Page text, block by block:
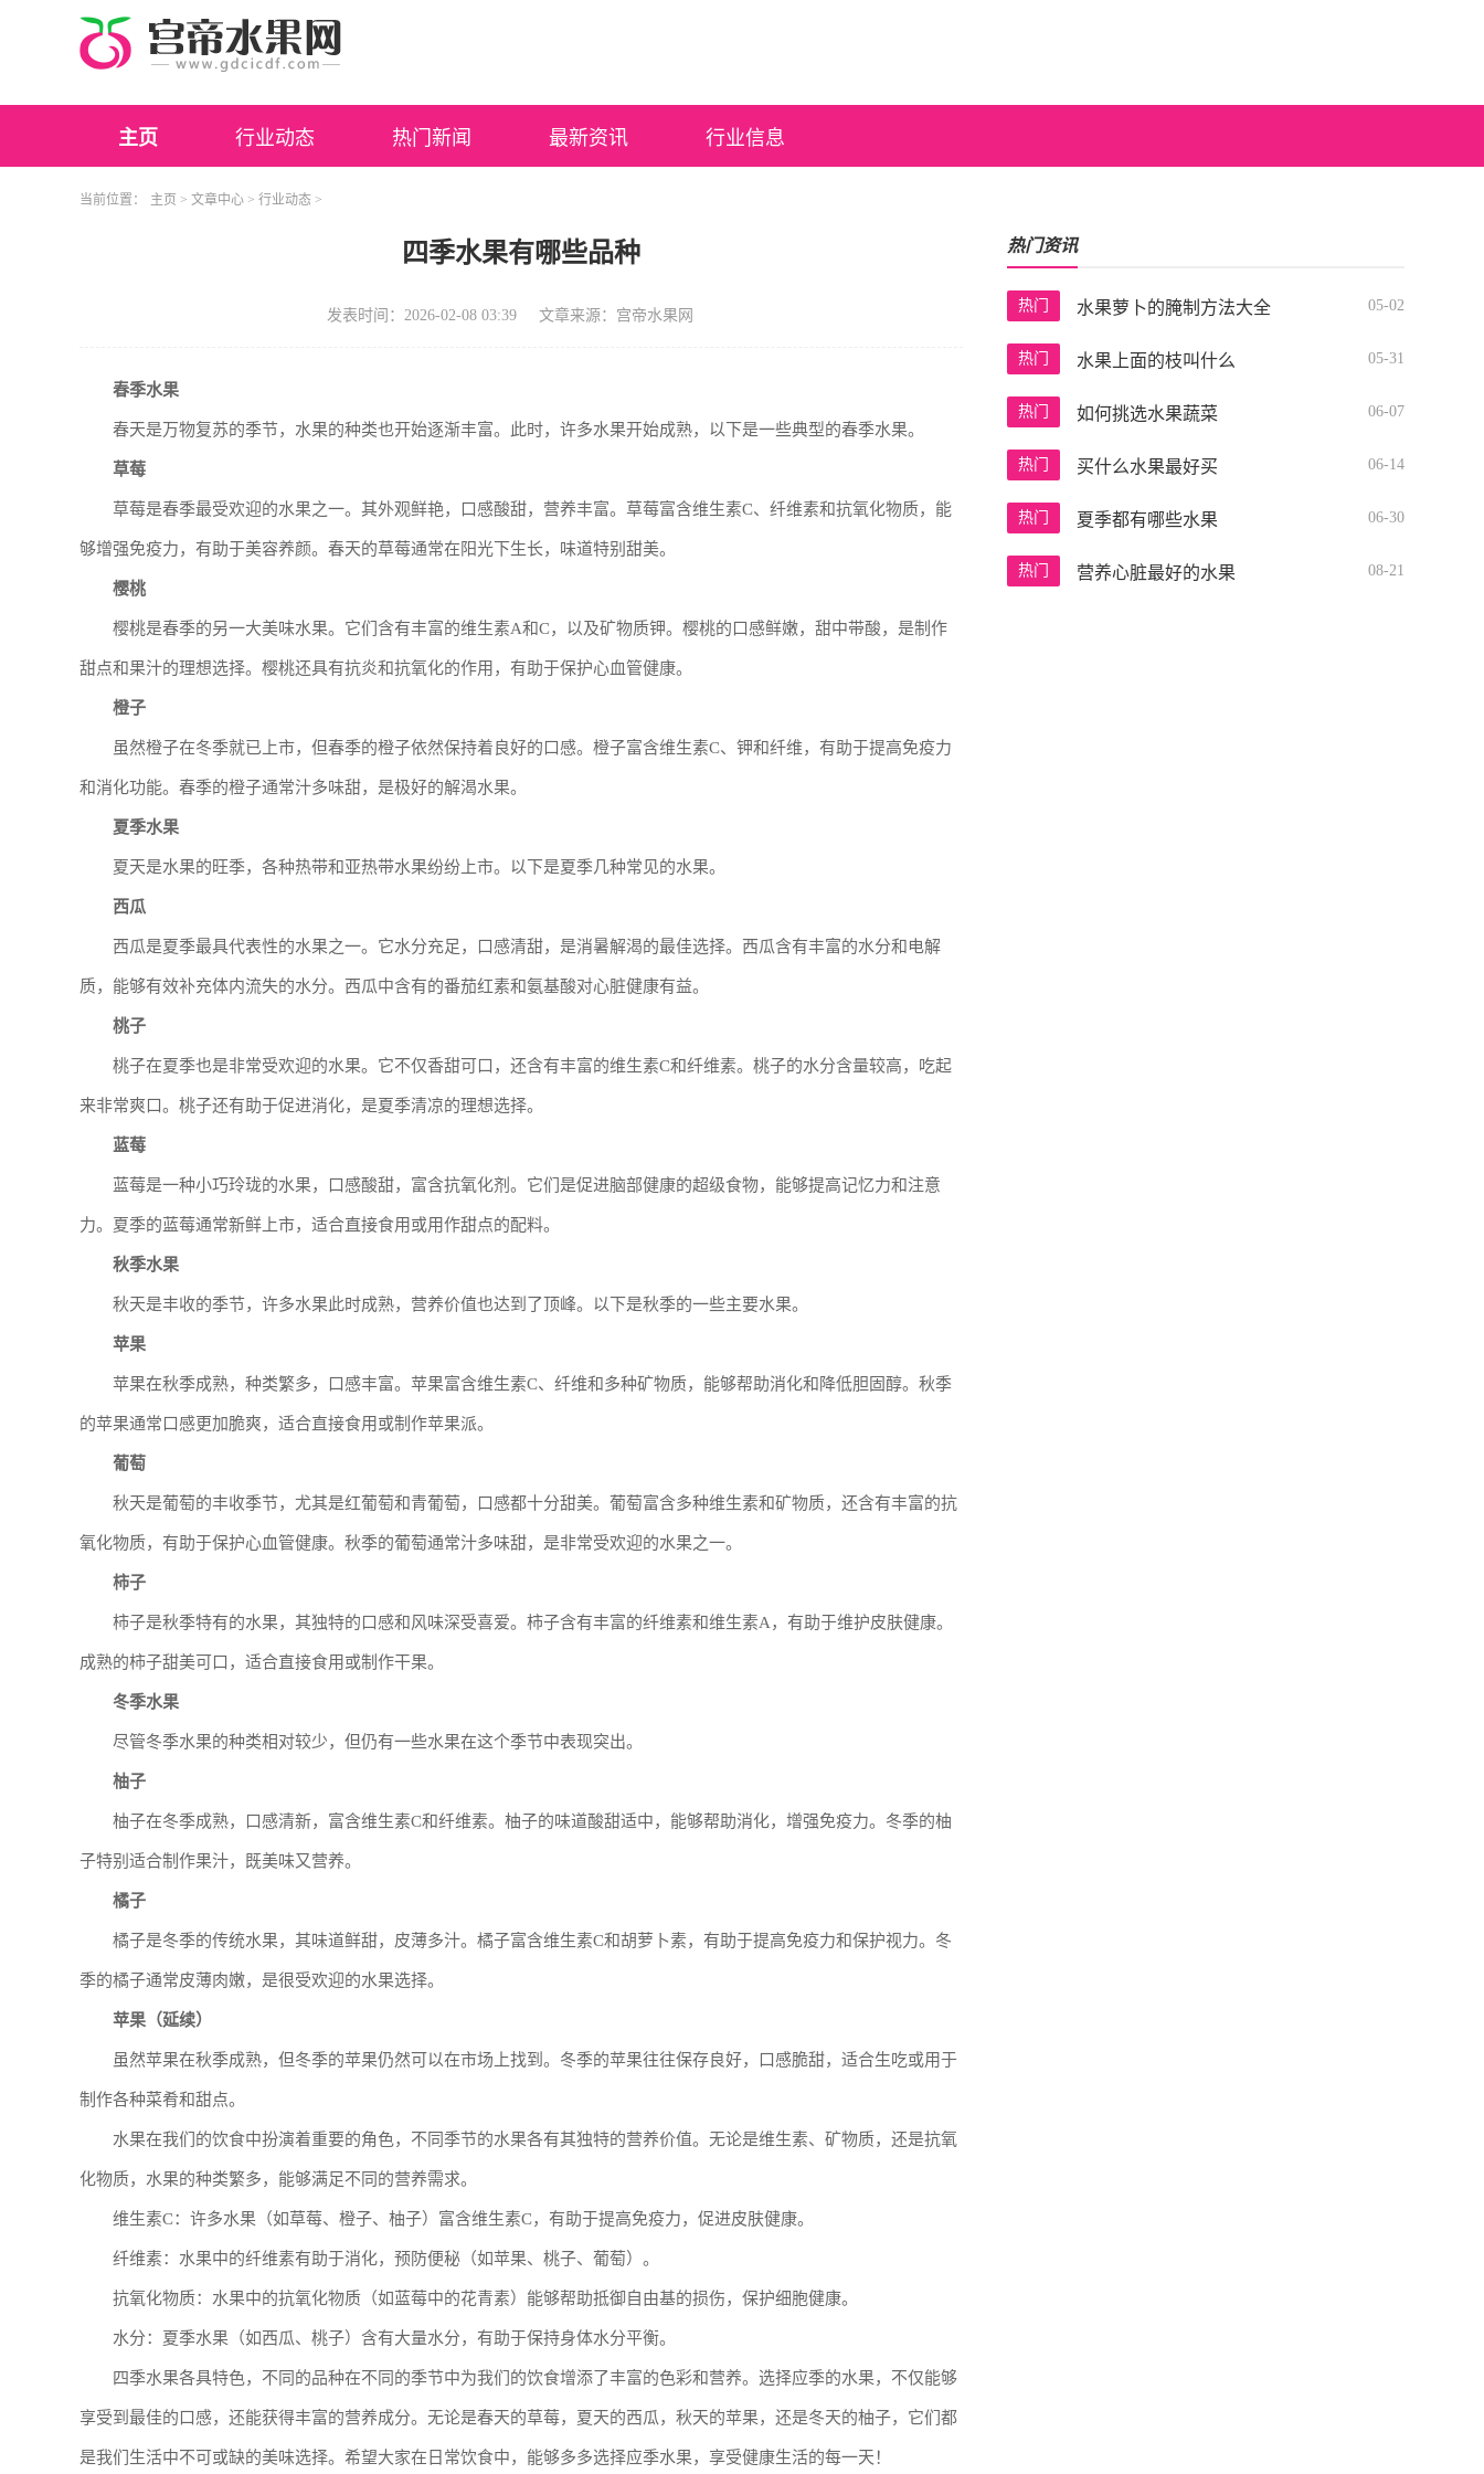
主页 行业动态 热门新闻 最新资讯 行业信息
当前位置： 主页 > 文章中心 > 行业动态 >
四季水果有哪些品种
发表时间：2026-02-08 03:39 文章来源：宫帝水果网
春季水果
春天是万物复苏的季节，水果的种类也开始逐渐丰富。此时，许多水果开始成熟，以下是一些典型的春季水果。
草莓
草莓是春季最受欢迎的水果之一。其外观鲜艳，口感酸甜，营养丰富。草莓富含维生素C、纤维素和抗氧化物质，能
够增强免疫力，有助于美容养颜。春天的草莓通常在阳光下生长，味道特别甜美。
樱桃
樱桃是春季的另一大美味水果。它们含有丰富的维生素A和C，以及矿物质钾。樱桃的口感鲜嫩，甜中带酸，是制作
甜点和果汁的理想选择。樱桃还具有抗炎和抗氧化的作用，有助于保护心血管健康。
橙子
虽然橙子在冬季就已上市，但春季的橙子依然保持着良好的口感。橙子富含维生素C、钾和纤维，有助于提高免疫力
和消化功能。春季的橙子通常汁多味甜，是极好的解渴水果。
夏季水果
夏天是水果的旺季，各种热带和亚热带水果纷纷上市。以下是夏季几种常见的水果。
西瓜
西瓜是夏季最具代表性的水果之一。它水分充足，口感清甜，是消暑解渴的最佳选择。西瓜含有丰富的水分和电解
质，能够有效补充体内流失的水分。西瓜中含有的番茄红素和氨基酸对心脏健康有益。
桃子
桃子在夏季也是非常受欢迎的水果。它不仅香甜可口，还含有丰富的维生素C和纤维素。桃子的水分含量较高，吃起
来非常爽口。桃子还有助于促进消化，是夏季清凉的理想选择。
蓝莓
蓝莓是一种小巧玲珑的水果，口感酸甜，富含抗氧化剂。它们是促进脑部健康的超级食物，能够提高记忆力和注意
力。夏季的蓝莓通常新鲜上市，适合直接食用或用作甜点的配料。
秋季水果
秋天是丰收的季节，许多水果此时成熟，营养价值也达到了顶峰。以下是秋季的一些主要水果。
苹果
苹果在秋季成熟，种类繁多，口感丰富。苹果富含维生素C、纤维和多种矿物质，能够帮助消化和降低胆固醇。秋季
的苹果通常口感更加脆爽，适合直接食用或制作苹果派。
葡萄
秋天是葡萄的丰收季节，尤其是红葡萄和青葡萄，口感都十分甜美。葡萄富含多种维生素和矿物质，还含有丰富的抗
氧化物质，有助于保护心血管健康。秋季的葡萄通常汁多味甜，是非常受欢迎的水果之一。
柿子
柿子是秋季特有的水果，其独特的口感和风味深受喜爱。柿子含有丰富的纤维素和维生素A，有助于维护皮肤健康。
成熟的柿子甜美可口，适合直接食用或制作干果。
冬季水果
尽管冬季水果的种类相对较少，但仍有一些水果在这个季节中表现突出。
柚子
柚子在冬季成熟，口感清新，富含维生素C和纤维素。柚子的味道酸甜适中，能够帮助消化，增强免疫力。冬季的柚
子特别适合制作果汁，既美味又营养。
橘子
橘子是冬季的传统水果，其味道鲜甜，皮薄多汁。橘子富含维生素C和胡萝卜素，有助于提高免疫力和保护视力。冬
季的橘子通常皮薄肉嫩，是很受欢迎的水果选择。
苹果（延续）
虽然苹果在秋季成熟，但冬季的苹果仍然可以在市场上找到。冬季的苹果往往保存良好，口感脆甜，适合生吃或用于
制作各种菜肴和甜点。
水果在我们的饮食中扮演着重要的角色，不同季节的水果各有其独特的营养价值。无论是维生素、矿物质，还是抗氧
化物质，水果的种类繁多，能够满足不同的营养需求。
维生素C：许多水果（如草莓、橙子、柚子）富含维生素C，有助于提高免疫力，促进皮肤健康。
纤维素：水果中的纤维素有助于消化，预防便秘（如苹果、桃子、葡萄）。
抗氧化物质：水果中的抗氧化物质（如蓝莓中的花青素）能够帮助抵御自由基的损伤，保护细胞健康。
水分：夏季水果（如西瓜、桃子）含有大量水分，有助于保持身体水分平衡。
四季水果各具特色，不同的品种在不同的季节中为我们的饮食增添了丰富的色彩和营养。选择应季的水果，不仅能够
享受到最佳的口感，还能获得丰富的营养成分。无论是春天的草莓，夏天的西瓜，秋天的苹果，还是冬天的柚子，它们都
是我们生活中不可或缺的美味选择。希望大家在日常饮食中，能够多多选择应季水果，享受健康生活的每一天！
热门资讯
热门 水果萝卜的腌制方法大全 05-02
热门 水果上面的枝叫什么 05-31
热门 如何挑选水果蔬菜 06-07
热门 买什么水果最好买 06-14
热门 夏季都有哪些水果 06-30
热门 营养心脏最好的水果 08-21